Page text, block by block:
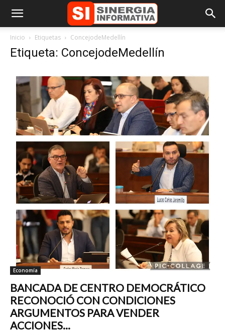
Inicio Etiquetas ConcejodeMedellín
Etiqueta: ConcejodeMedellín
Economía
BANCADA DE CENTRO DEMOCRÁTICO
RECONOCIÓ CON CONDICIONES
ARGUMENTOS PARA VENDER
ACCIONES...